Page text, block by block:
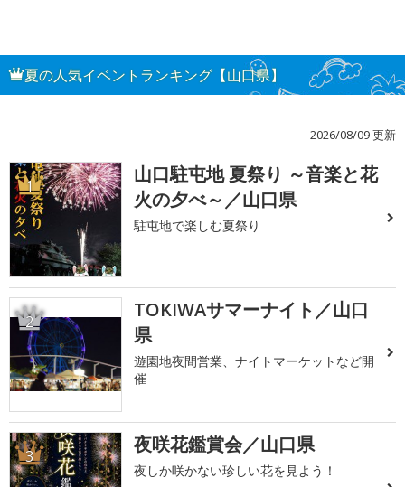
夏の人気イベントランキング【山口県】
2026/08/09 更新
1
山口駐屯地 夏祭り ～音楽と花
火の夕べ～／山口県
駐屯地で楽しむ夏祭り
2
TOKIWAサマーナイト／山口
県
遊園地夜間営業、ナイトマーケットなど開
催
3 夜咲花鑑賞会／山口県
夜しか咲かない珍しい花を見よう！